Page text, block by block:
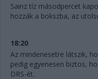
Sainz tíz másodpercet
hozzák a bokszba, az
18:20
Az mindenesetre látszik,
pedig egyenesen biztos,
DRS-ét.